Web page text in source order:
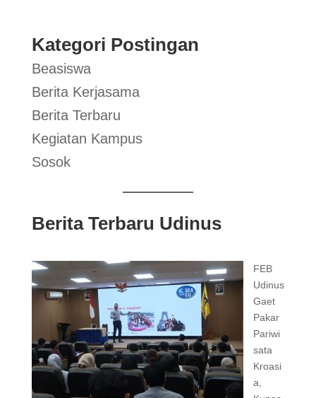
Kategori Postingan
Beasiswa
Berita Kerjasama
Berita Terbaru
Kegiatan Kampus
Sosok
Berita Terbaru Udinus
FEB
Udinus
Gaet
Pakar
Pariwi
sata
Kroasi
a,